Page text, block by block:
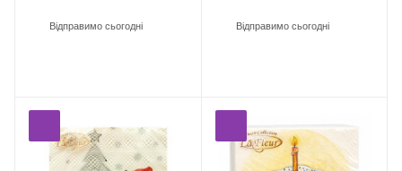
Відправимо сьогодні Відправимо сьогодні